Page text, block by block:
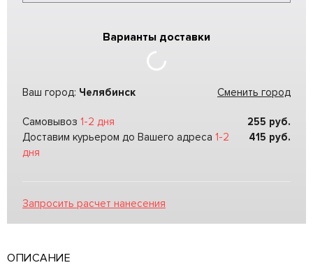
Варианты доставки
Ваш город: Челябинск Сменить город
Самовывоз 1-2 дня 255 руб.
Доставим курьером до Вашего адреса 1-2
дня
415 руб.
Запросить расчет нанесения
ОПИСАНИЕ